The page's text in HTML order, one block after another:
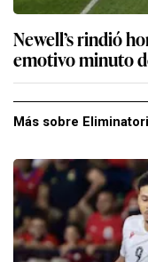
Newell’s rindió
emotivo minuto
Más sobre